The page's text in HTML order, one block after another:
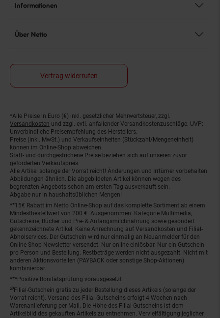
Informationen
Über Netto
Vertrag widerrufen
Fußnoten
*Alle Preise in Euro (€) inkl. gesetzlicher Mehrwertsteuer, zzgl.
Versandkosten und zzgl. evtl. anfallender Versandkostenzuschläge. UVP:
Unverbindliche Preisempfehlung des Herstellers.
Preise (inkl. MwSt.) und Verkaufseinheiten (Stückzahl/Mengeneinheit)
können im Online-Shop abweichen.
Statt- und durchgestrichene Preise beziehen sich auf unseren zuvor
geforderten Verkaufspreis.
Alle Artikel solange der Vorrat reicht! Änderungen und Irrtümer vorbehalten.
Abbildungen ähnlich. Die abgebildeten Artikel können wegen des
begrenzten Angebots schon am ersten Tag ausverkauft sein.
Abgabe nur in haushaltsüblichen Mengen!
**15€ Rabatt im Netto Online-Shop auf das komplette Sortiment ab einem
Mindestbestellwert von 200 €. Ausgenommen: Kategorie Multimedia,
Gutscheine, Bücher und Pre- & Anfangsmilchnahrung sowie gesondert
gekennzeichnete Artikel. Keine Anrechnung auf Versandkosten und Filial-
Abholservices. Der Gutschein wird nur einmalig an Neuanmelder für den
Online-Shop-Newsletter versendet. Nur online einlösbar. Nur ein Gutschein
pro Person und Bestellung. Restbeträge werden nicht ausgezahlt. Nicht mit
anderen Aktionsvorteilen (PAYBACK oder sonstige Shop-Aktionen)
kombinierbar.
***Positive Bonitätsprüfung vorausgesetzt
²⁰Filial-Gutschein gratis zu jeder Bestellung dieses Artikels (solange der
Vorrat reicht). Versand des Filial-Gutscheins erfolgt 4 Wochen nach
Warenanlieferung per Mail. Die Höhe des Filial-Gutscheins ist dem
Artikelbild des gekauften Artikels zu entnehmen. Vervielfältigung jeglicher